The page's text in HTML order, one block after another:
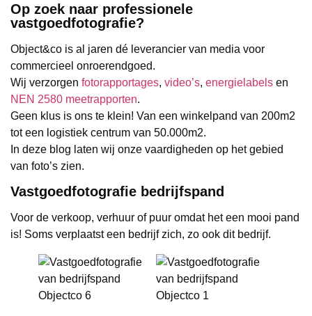
Op zoek naar professionele
vastgoedfotografie?
Object&co is al jaren dé leverancier van media voor
commercieel onroerendgoed.
Wij verzorgen fotorapportages, video’s, energielabels en
NEN 2580 meetrapporten.
Geen klus is ons te klein! Van een winkelpand van 200m2
tot een logistiek centrum van 50.000m2.
In deze blog laten wij onze vaardigheden op het gebied
van foto’s zien.
Vastgoedfotografie bedrijfspand
Voor de verkoop, verhuur of puur omdat het een mooi pand
is! Soms verplaatst een bedrijf zich, zo ook dit bedrijf.